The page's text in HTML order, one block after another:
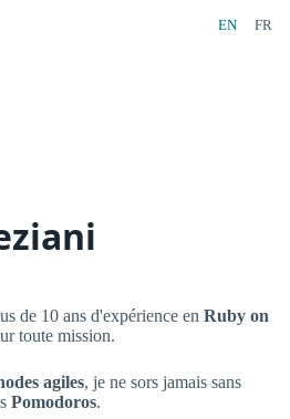
EN FR
de 10 ans d'expérience en Ruby on
toute mission.
agiles, je ne sors jamais sans
Pomodoros.